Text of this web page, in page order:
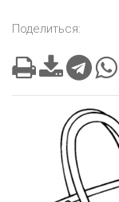
Поделиться: